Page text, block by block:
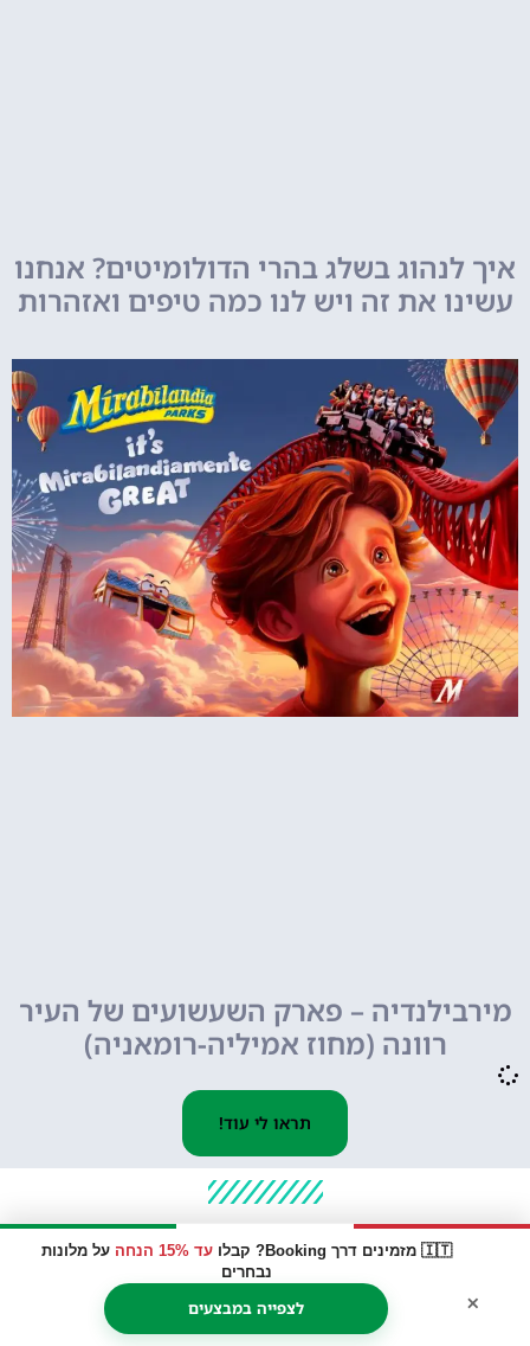
🇮🇹 מזמינים דרך Booking? קבלו עד 15% הנחה
על מלונות
נבחרים
לצפייה במבצעים ×
איך לנהוג בשלג בהרי הדולומיטים? אנחנו
עשינו את זה ויש לנו כמה טיפים ואזהרות
מירבילנדיה – פארק השעשועים של העיר
רוונה (מחוז אמיליה-רומאניה)
תראו לי עוד!
עוד בנושא